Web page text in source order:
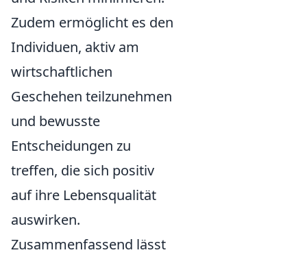
Zudem ermöglicht es den
Individuen, aktiv am
wirtschaftlichen
Geschehen teilzunehmen
und bewusste
Entscheidungen zu
treffen, die sich positiv
auf ihre Lebensqualität
auswirken.
Zusammenfassend lässt